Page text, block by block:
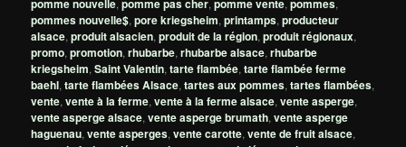
pomme nouvelle pomme pas cher pomme vente pommes
pommes nouvelle$,pore kriegsheim,printamps,producteur
alsace,produit alsacien,produit de la région,produit régionaux,
promo,promotion,rhubarbe,rhubarbe alsace,rhubarbe
kriegsheim,Saint Valentin,tarte flambée,tarte flambée ferme
baehl,tarte flambées Alsace,tartes aux pommes,tartes flambées,
vente,vente à la ferme,vente à la ferme alsace,vente asperge,
vente asperge alsace,vente asperge brumath,vente asperge
haguenau,vente asperges,vente carotte,vente de fruit alsace,